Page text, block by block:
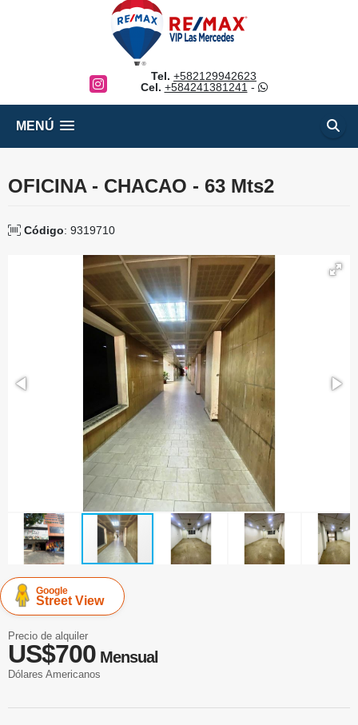
Instagram
Tel. +582129942623
Cel. +584241381241 -
MENÚ
OFICINA - CHACAO - 63 Mts2
Código: 9319710
Google
Street View
Precio de alquiler
US$700 Mensual
Dólares Americanos